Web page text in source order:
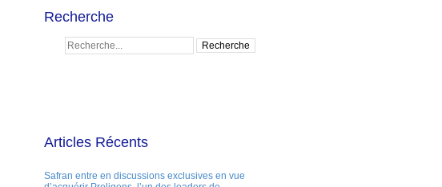
Recherche
Articles Récents
Safran entre en discussions exclusives en vue